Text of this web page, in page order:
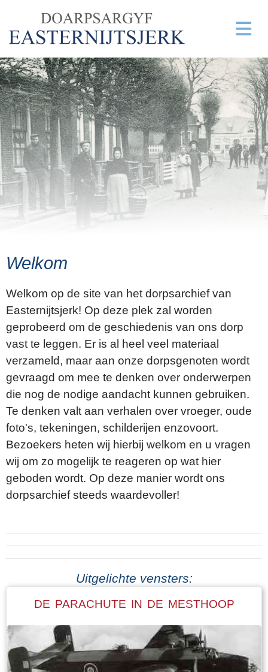
Welkom
Welkom op de site van het dorpsarchief van
Easternijtsjerk! Op deze plek zal worden
geprobeerd om de geschiedenis van ons dorp
vast te leggen. Er is al heel veel materiaal
verzameld, maar aan onze dorpsgenoten wordt
gevraagd om mee te denken over onderwerpen
die nog de nodige aandacht kunnen gebruiken.
Te denken valt aan verhalen over vroeger, oude
foto's, tekeningen, schilderijen enzovoort.
Bezoekers heten wij hierbij welkom en u vragen
wij om zo mogelijk te reageren op wat hier
geboden wordt. Op deze manier wordt ons
dorpsarchief steeds waardevoller!
Uitgelichte vensters:
DE PARACHUTE IN DE MESTHOOP